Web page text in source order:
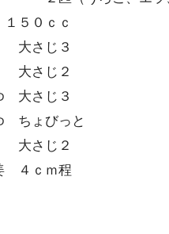
ｃｃ
じ３
さじ２
大さじ３
ちょびっと
じ２
４ｃｍ程